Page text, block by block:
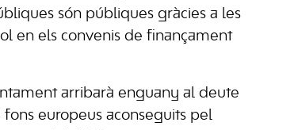
són públiques gràcies a les
en els convenis de finançament
arribarà enguany al deute
europeus aconseguits pel